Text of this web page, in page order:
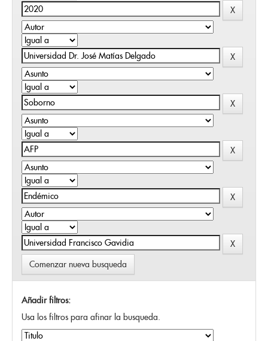
Comenzar nueva busqueda
Añadir filtros:
Usa los filtros para afinar la busqueda.